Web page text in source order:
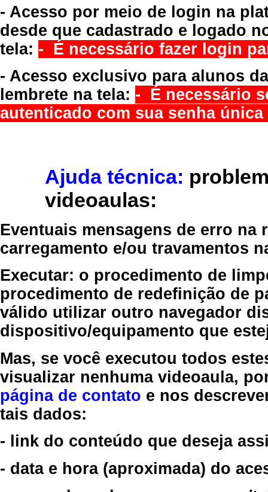
- Acesso por meio de login na
desde que cadastrado e logado
tela: - É necessário fazer login
- Acesso exclusivo para alunos
lembrete na tela: - É necessário
autenticado com sua senha
Ajuda técnica:
videoaulas:
Eventuais mensagens de erro
carregamento e/ou travamentos
Executar: o procedimento de
procedimento de redefinição de
válido utilizar outro navegador
dispositivo/equipamento que
Mas, se você executou todos
visualizar nenhuma videoaula,
página de contato e nos
tais dados:
- link do conteúdo que deseja
- data e hora (aproximada) do